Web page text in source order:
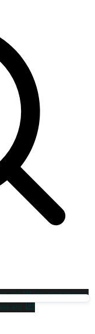
an!
Wertschätzung
an!